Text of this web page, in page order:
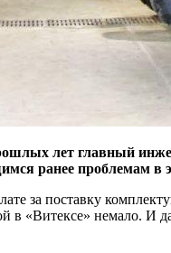
лет главный
ранее проблемам в
за поставку
«Витексе» немало. И